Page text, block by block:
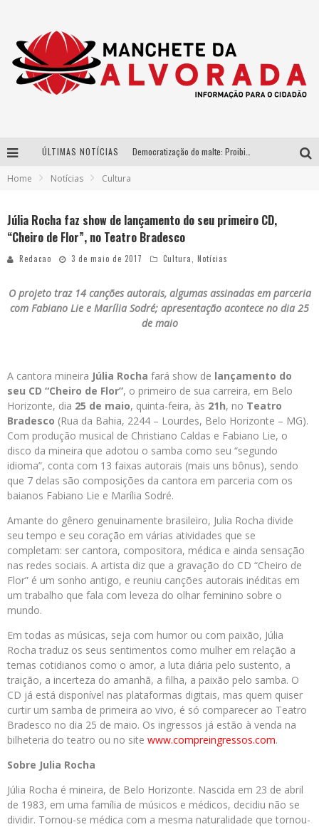
ÚLTIMAS NOTÍCIAS
Home Notícias Cultura
Júlia Rocha faz show de lançamento do seu primeiro CD,
“Cheiro de Flor”, no Teatro Bradesco
Redacao 3 de maio de 2017 Cultura Notícias
O projeto traz 14 canções autorais, algumas assinadas em parceria
com Fabiano Lie e Marília Sodré; apresentação acontece no dia 25
de maio
A cantora mineira Júlia Rocha fará show de lançamento do
seu CD “Cheiro de Flor”, o primeiro de sua carreira, em Belo
Horizonte, dia 25 de maio, quinta-feira, às 21h, no Teatro
Bradesco (Rua da Bahia, 2244 – Lourdes, Belo Horizonte – MG).
Com produção musical de Christiano Caldas e Fabiano Lie, o
disco da mineira que adotou o samba como seu “segundo
idioma”, conta com 13 faixas autorais (mais uns bônus), sendo
que 7 delas são composições da cantora em parceria com os
baianos Fabiano Lie e Marília Sodré.
Amante do gênero genuinamente brasileiro, Julia Rocha divide
seu tempo e seu coração em várias atividades que se
completam: ser cantora, compositora, médica e ainda sensação
nas redes sociais. A artista diz que a gravação do CD “Cheiro de
Flor” é um sonho antigo, e reuniu canções autorais inéditas em
um trabalho que fala com leveza do olhar feminino sobre o
mundo.
Em todas as músicas, seja com humor ou com paixão, Júlia
Rocha traduz os seus sentimentos como mulher em relação a
temas cotidianos como o amor, a luta diária pelo sustento, a
traição, a incerteza do amanhã, a filha, a paixão pelo samba. O
CD já está disponível nas plataformas digitais, mas quem quiser
curtir um samba de primeira ao vivo, é só comparecer ao Teatro
Bradesco no dia 25 de maio. Os ingressos já estão à venda na
bilheteria do teatro ou no site www.compreingressos.com.
Sobre Julia Rocha
Júlia Rocha é mineira, de Belo Horizonte. Nascida em 23 de abril
de 1983, em uma família de músicos e médicos, decidiu não se
dividir. Tornou-se médica com a mesma naturalidade que tornou-